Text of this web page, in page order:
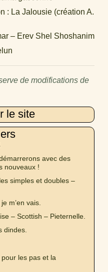
: La Jalousie (création A.
– Erev Shel Shoshanim
de modifications de
le site
avec des
nouveaux !
simples et doubles –
m’en vais.
– Scottish – Pieternelle.
dindes.
les pas et la